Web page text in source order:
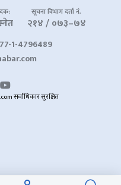
सूचना विभाग दर्ता नं.
२१४ / ०७३–७४
1-4796489
सर्वाधिकार सुरक्षित